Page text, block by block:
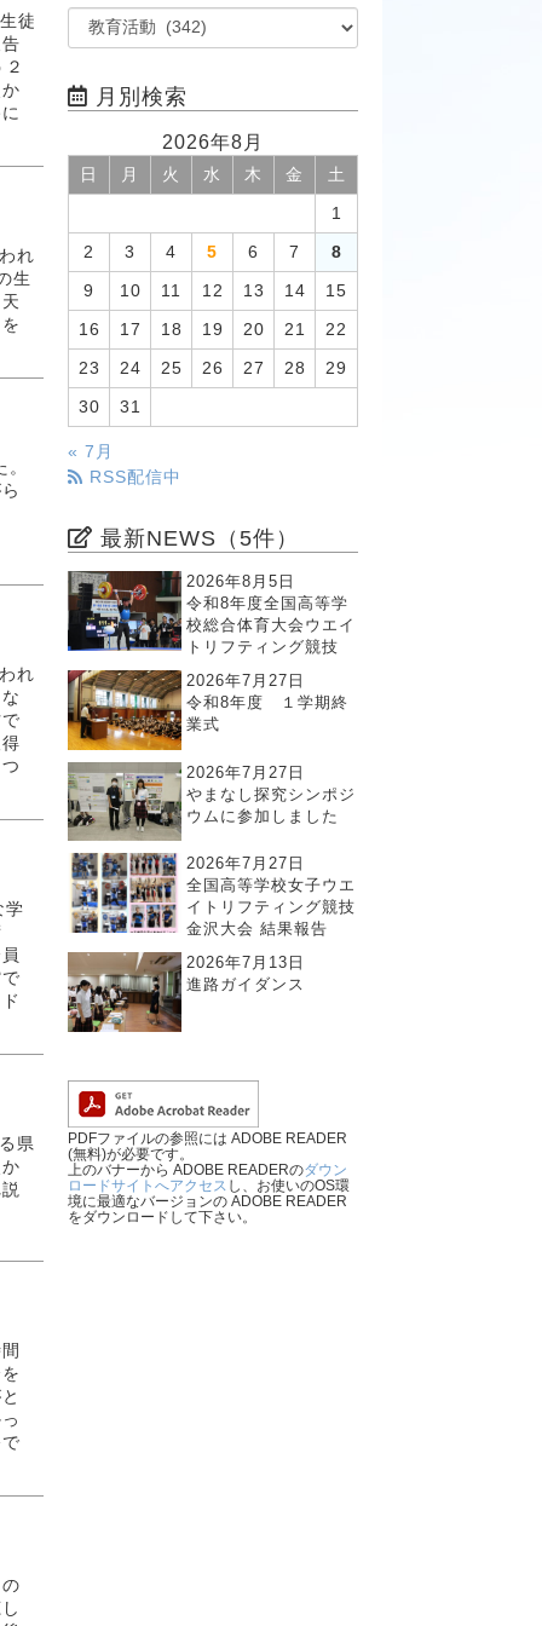
徒
れ
生
れ
学
県
月別検索
2026年8月
日 月 火 水 木 金 土
1
2 3 4 5 6 7 8
9 10 11 12 13 14 15
16 17 18 19 20 21 22
23 24 25 26 27 28 29
30 31
« 7月
RSS配信中
最新NEWS（5件）
2026年8月5日
令和8年度全国高等学
校総合体育大会ウエイ
トリフティング競技
2026年7月27日
令和8年度 １学期終
業式
2026年7月27日
やまなし探究シンポジ
ウムに参加しました
2026年7月27日
全国高等学校女子ウエ
イトリフティング競技
金沢大会 結果報告
2026年7月13日
進路ガイダンス
PDFファイルの参照には ADOBE READER
(無料)が必要です。
上のバナーから ADOBE READERのダウン
ロードサイトへアクセス し、お使いのOS環
境に最適なバージョンの ADOBE READER
をダウンロードして下さい。